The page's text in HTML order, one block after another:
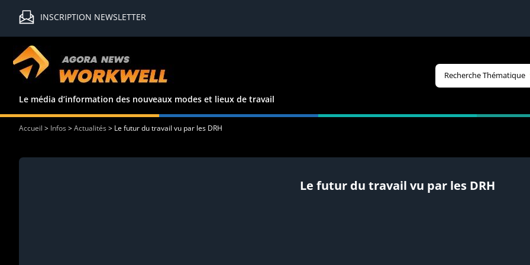
INSCRIPTION NEWSLETTER
Le média d’information des nouveaux modes et lieux de travail
Recherche Thématique
Accueil > Infos>Actualités> Le futur du travail vu par les DRH
Le futur du travail vu par les DRH